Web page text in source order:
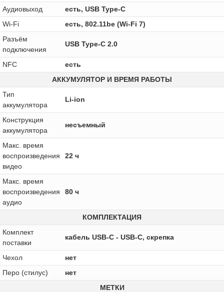
Аудиовыход
есть, USB Type-C
Wi-Fi
есть, 802.11be (Wi-Fi 7)
Разъём
подключения
USB Type-C 2.0
NFC
есть
АККУМУЛЯТОР И ВРЕМЯ РАБОТЫ
Тип
аккумулятора
Li-ion
Конструкция
аккумулятора
несъемный
Макс. время
воспроизведения
видео
22 ч
Макс. время
воспроизведения
аудио
80 ч
КОМПЛЕКТАЦИЯ
Комплект
поставки
кабель USB-C - USB-C, скрепка
Чехол
нет
Перо (стилус)
нет
МЕТКИ